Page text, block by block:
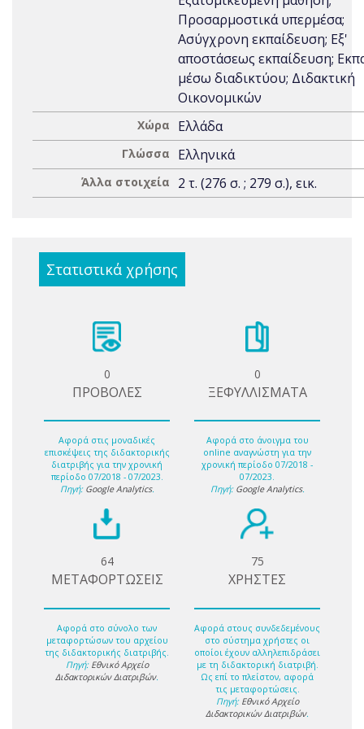
Προσαρμοστικά υπερμέσα;
Ασύγχρονη εκπαίδευση; Εξ'
αποστάσεως εκπαίδευση;
μέσω διαδικτύου; Διδακτική
Οικονομικών
Χώρα Ελλάδα
Γλώσσα Ελληνικά
Άλλα στοιχεία 2 τ. (276 σ. ; 279 σ.), εικ.
Στατιστικά χρήσης
0
ΠΡΟΒΟΛΕΣ
Αφορά στις μοναδικές
επισκέψεις της διδακτορικής
διατριβής για την χρονική
περίοδο 07/2018 - 07/2023.
Πηγή: Google Analytics.
0
ΞΕΦΥΛΛΙΣΜΑΤΑ
Αφορά στο άνοιγμα του
online αναγνώστη για την
χρονική περίοδο 07/2018 -
07/2023.
Πηγή: Google Analytics.
64
ΜΕΤΑΦΟΡΤΩΣΕΙΣ
Αφορά στο σύνολο των
μεταφορτώσων του αρχείου
της διδακτορικής διατριβής.
Πηγή: Εθνικό Αρχείο
Διδακτορικών Διατριβών.
75
ΧΡΗΣΤΕΣ
Αφορά στους συνδεδεμένους
στο σύστημα χρήστες οι
οποίοι έχουν αλληλεπιδράσει
με τη διδακτορική διατριβή.
Ως επί το πλείστον, αφορά
τις μεταφορτώσεις.
Πηγή: Εθνικό Αρχείο
Διδακτορικών Διατριβών.